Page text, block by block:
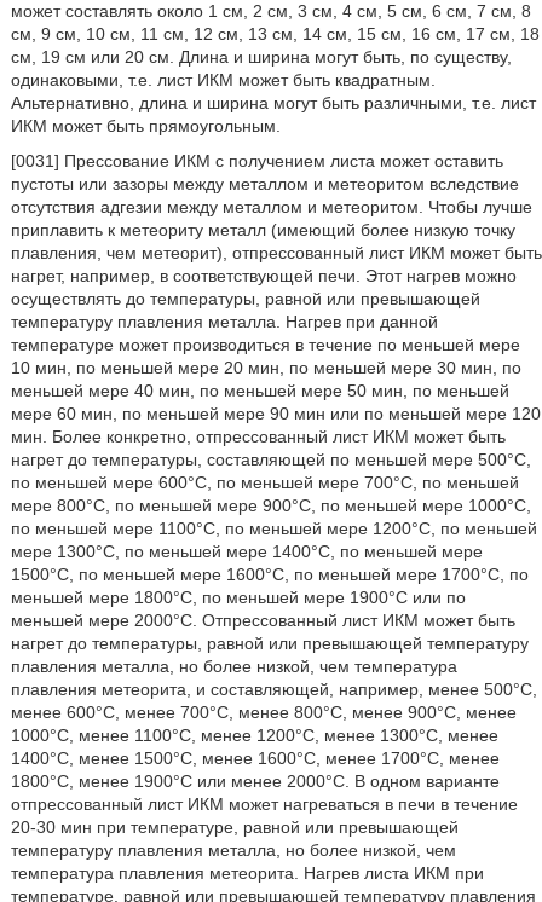
может составлять около 1 см, 2 см, 3 см, 4 см, 5 см, 6 см, 7 см, 8
см, 9 см, 10 см, 11 см, 12 см, 13 см, 14 см, 15 см, 16 см, 17 см, 18
см, 19 см или 20 см. Длина и ширина могут быть, по существу,
одинаковыми, т.е. лист ИКМ может быть квадратным.
Альтернативно, длина и ширина могут быть различными, т.е. лист
ИКМ может быть прямоугольным.
[0031] Прессование ИКМ с получением листа может оставить
пустоты или зазоры между металлом и метеоритом вследствие
отсутствия адгезии между металлом и метеоритом. Чтобы лучше
приплавить к метеориту металл (имеющий более низкую точку
плавления, чем метеорит), отпрессованный лист ИКМ может быть
нагрет, например, в соответствующей печи. Этот нагрев можно
осуществлять до температуры, равной или превышающей
температуру плавления металла. Нагрев при данной
температуре может производиться в течение по меньшей мере
10 мин, по меньшей мере 20 мин, по меньшей мере 30 мин, по
меньшей мере 40 мин, по меньшей мере 50 мин, по меньшей
мере 60 мин, по меньшей мере 90 мин или по меньшей мере 120
мин. Более конкретно, отпрессованный лист ИКМ может быть
нагрет до температуры, составляющей по меньшей мере 500°С,
по меньшей мере 600°С, по меньшей мере 700°С, по меньшей
мере 800°С, по меньшей мере 900°С, по меньшей мере 1000°С,
по меньшей мере 1100°С, по меньшей мере 1200°С, по меньшей
мере 1300°С, по меньшей мере 1400°С, по меньшей мере
1500°С, по меньшей мере 1600°С, по меньшей мере 1700°С, по
меньшей мере 1800°С, по меньшей мере 1900°С или по
меньшей мере 2000°С. Отпрессованный лист ИКМ может быть
нагрет до температуры, равной или превышающей температуру
плавления металла, но более низкой, чем температура
плавления метеорита, и составляющей, например, менее 500°С,
менее 600°С, менее 700°С, менее 800°С, менее 900°С, менее
1000°С, менее 1100°С, менее 1200°С, менее 1300°С, менее
1400°С, менее 1500°С, менее 1600°С, менее 1700°С, менее
1800°С, менее 1900°С или менее 2000°С. В одном варианте
отпрессованный лист ИКМ может нагреваться в печи в течение
20-30 мин при температуре, равной или превышающей
температуру плавления металла, но более низкой, чем
температура плавления метеорита. Нагрев листа ИКМ при
температуре, равной или превышающей температуру плавления